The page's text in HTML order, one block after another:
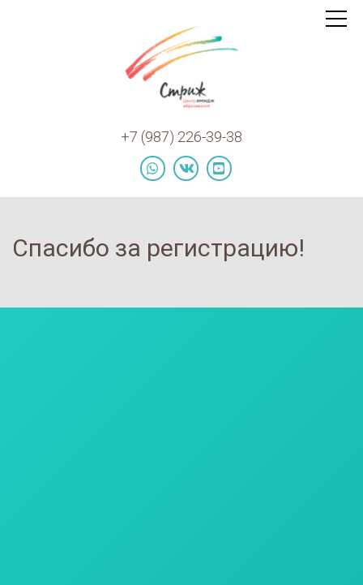
Курсы
по
открытию
и
продвижению
красоты
logo
+7 (987) 226-39-38
whatsapp
vk youtube
Toggle
Спасибо за регистрацию!